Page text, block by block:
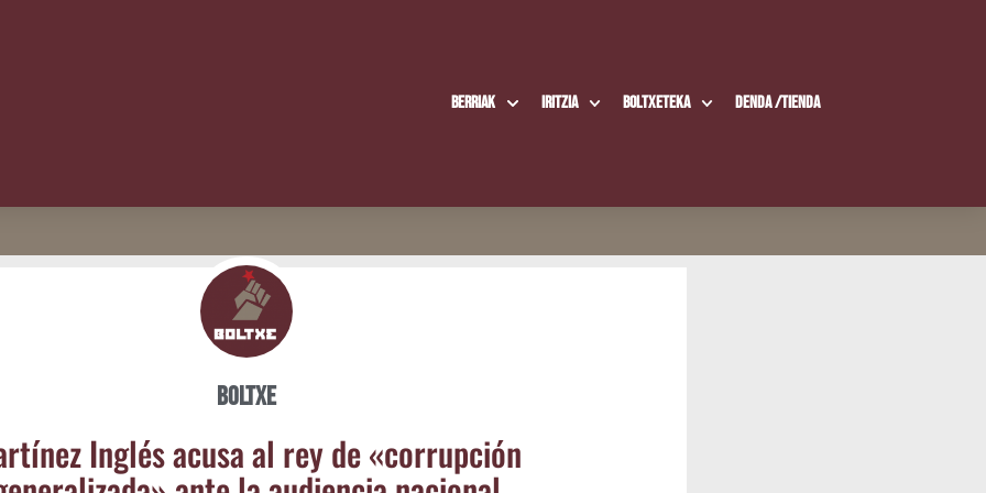
Berriak Iritzia Boltxe­te­ka Den­da /​Tien­da
Boltxe
Inglés acu­sa al rey de «corrup­ción